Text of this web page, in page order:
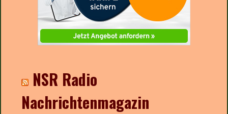
NSR Radio
Nachrichtenmagazin